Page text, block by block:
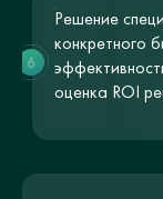
Решение
конкретного
оценка ROI
6